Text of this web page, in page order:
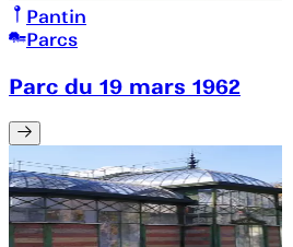
Pantin
Parcs
Parc du 19 mars 1962